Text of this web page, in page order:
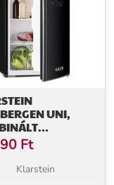
UNI,
91
E Ft
Klarstein